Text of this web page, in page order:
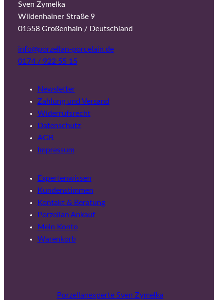
Sven Zymelka
Wildenhainer Straße 9
01558 Großenhain / Deutschland
info@porzellan-porcelain.de
0174 / 922 55 15
Newsletter
Zahlung und Versand
Widerrufsrecht
Datenschutz
AGB
Impressum
Expertenwissen
Kundenstimmen
Kontakt & Beratung
Porzellan Ankauf
Mein Konto
Warenkorb
Porzellanexperte Sven Zymelka